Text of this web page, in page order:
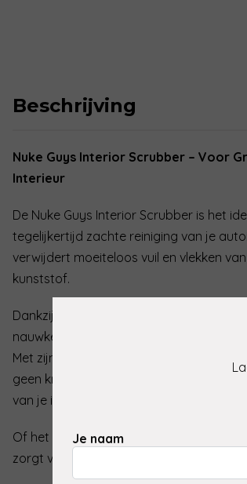
Beschrijving
Nuke Guys Interior Scrubber – Voor
Interieur
De Nuke Guys Interior Scrubber is het
tegelijkertijd zachte reiniging van je
verwijdert moeiteloos vuil en vlekken
kunststof.
Dankzij het ergonomische ontwerp ligt
nauwkeurige en efficiënte reiniging
Met zijn krachtige, maar lakvriendelijke
geen krassen achter, waardoor het een
van je interieur.
Of het nu gaat om hardnekkige vlekken
zorgt voor een frisse uitstraling en een
Je naam